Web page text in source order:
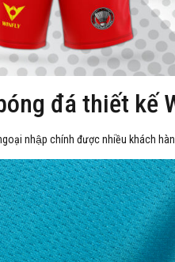
đá thiết kế
nhập chính được nhiều khách